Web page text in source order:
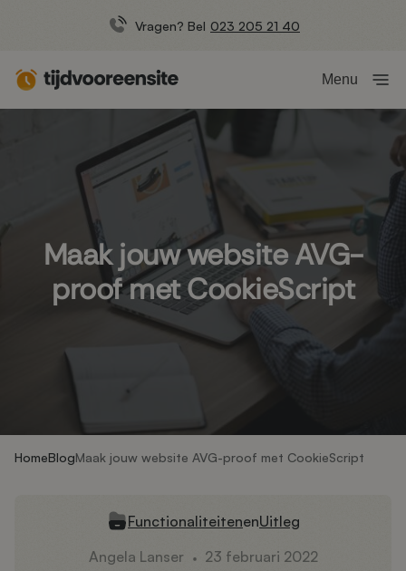
Vragen? Bel 023 205 21 40
Menu
Maak jouw website AVG-
proof met CookieScript
HomeBlogMaak jouw website AVG-proof met CookieScript
FunctionaliteitenenUitleg
Angela Lanser
23 februari 2022